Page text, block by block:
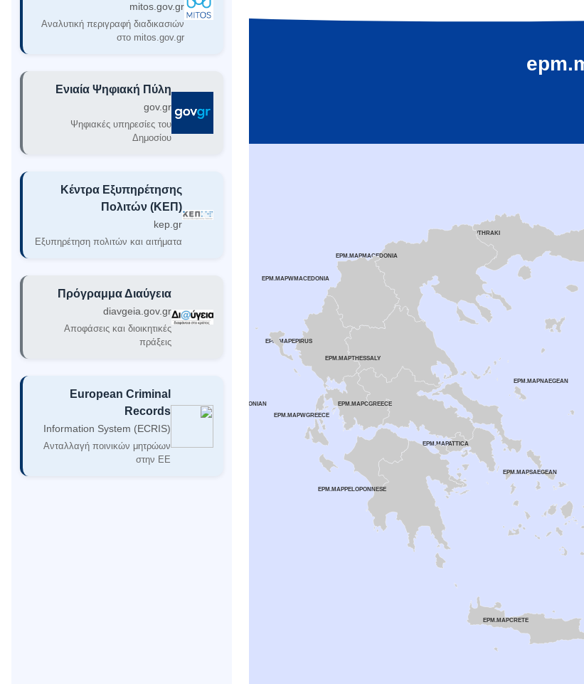
EPM.MAPTHRAKI
EPM.MAPMACEDONIA
EPM.MAPWMACEDONIA
EPM.MAPEPIRUS
EPM.MAPTHESSALY
EPM.MAPIONIAN
EPM.MAPWGREECE
EPM.MAPCGREECE
EPM.MAPATTICA
EPM.MAPPELOPONNESE
EPM.MAPNAEGEAN
EPM.MAPSAEGEAN
EPM.MAPCRETE
mitos.gov.gr
Αναλυτική περιγραφή διαδικασιών
στο mitos.gov.gr
Ενιαία Ψηφιακή Πύλη
gov.gr
Ψηφιακές υπηρεσίες του
Δημοσίου
Κέντρα Εξυπηρέτησης
Πολιτών (ΚΕΠ)
kep.gr
Εξυπηρέτηση πολιτών και αιτήματα
Πρόγραμμα Διαύγεια
diavgeia.gov.gr
Αποφάσεις και διοικητικές
πράξεις
European Criminal
Records
Information System (ECRIS)
Ανταλλαγή ποινικών μητρώων
στην ΕΕ